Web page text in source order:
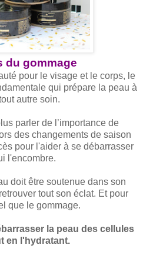
du gommage
pour le visage et le corps, le
qui prépare la peau à
autre soin.
parler de l’importance de
des changements de saison
pour l'aider à se débarrasser
l'encombre.
doit être soutenue dans son
tout son éclat. Et pour
que le gommage.
la peau des cellules
en l'hydratant.